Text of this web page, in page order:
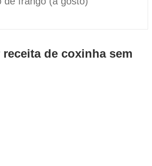
receita de coxinha sem